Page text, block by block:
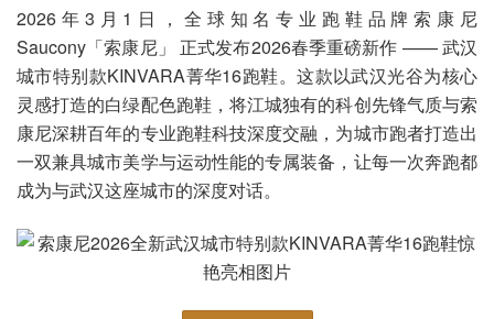
2026年3月1日，全球知名专业跑鞋品牌索康尼
Saucony「索康尼」 正式发布2026春季重磅新作 —— 武汉
城市特别款KINVARA菁华16跑鞋。这款以武汉光谷为核心
灵感打造的白绿配色跑鞋，将江城独有的科创先锋气质与索
康尼深耕百年的专业跑鞋科技深度交融，为城市跑者打造出
一双兼具城市美学与运动性能的专属装备，让每一次奔跑都
成为与武汉这座城市的深度对话。